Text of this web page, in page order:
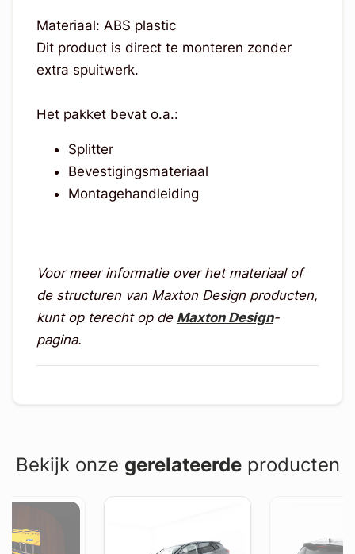
Materiaal: ABS plastic
Dit product is direct te monteren zonder
extra spuitwerk.
Het pakket bevat o.a.:
Splitter
Bevestigingsmateriaal
Montagehandleiding
Voor meer informatie over het materiaal of
de structuren van Maxton Design producten,
kunt op terecht op de Maxton Design-
pagina.
Bekijk onze gerelateerdeproducten